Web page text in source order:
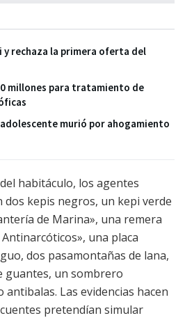
y rechaza la primera oferta del
millones para tratamiento de
murió por ahogamiento
habitáculo, los agentes
kepis negros, un kepi verde
de Marina», una remera
una placa
dos pasamontañas de lana,
guantes, un sombrero
antibalas. Las evidencias hacen
pretendían simular